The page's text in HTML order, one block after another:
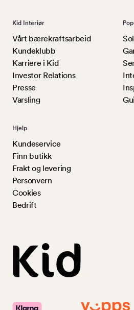
Kid Interiør
Vårt bærekraftsarbeid
Kundeklubb
Karriere i Kid
Investor Relations
Presse
Varsling
Hjelp
Kundeservice
Finn butikk
Frakt og levering
Personvern
Cookies
Bedrift